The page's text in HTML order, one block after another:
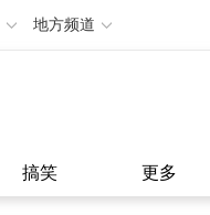
地方频道
搞笑 更多